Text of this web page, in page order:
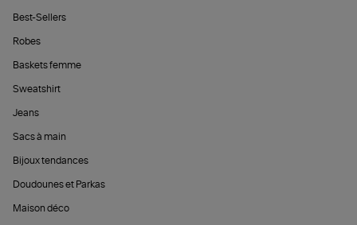
Best-Sellers
Robes
Baskets femme
Sweatshirt
Jeans
Sacs à main
Bijoux tendances
Doudounes et Parkas
Maison déco